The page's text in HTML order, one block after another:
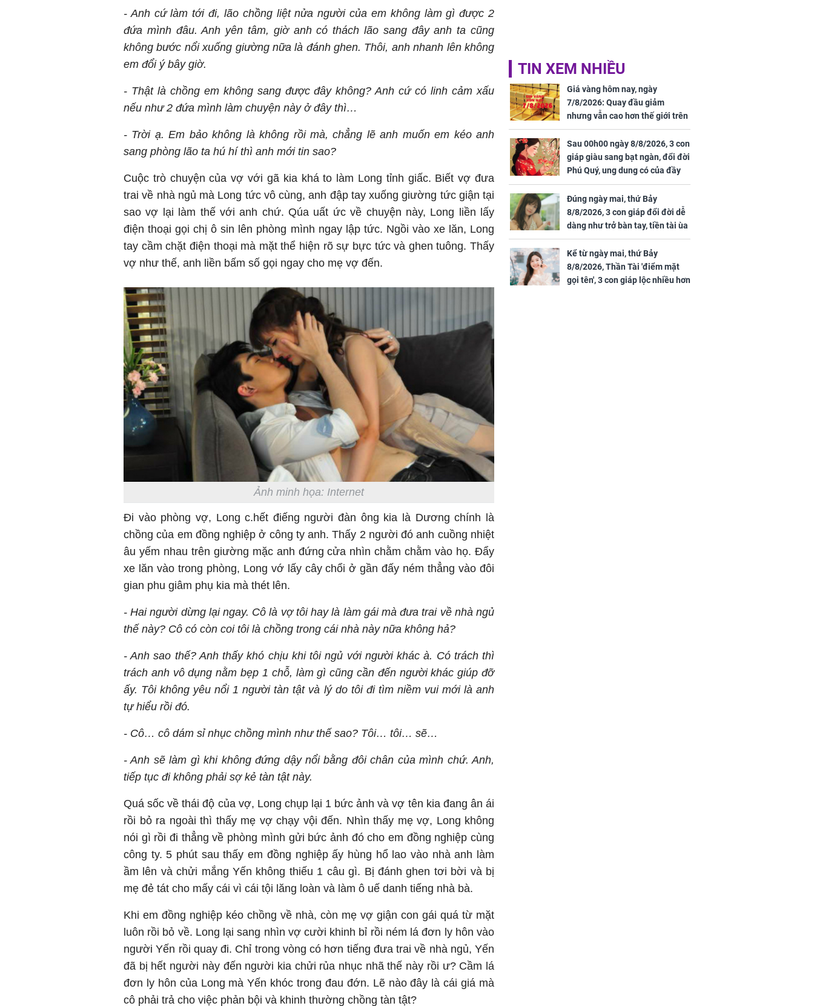
- Anh cứ làm tới đi, lão chồng liệt nửa người của em không làm gì được 2
đứa mình đâu. Anh yên tâm, giờ anh có thách lão sang đây anh ta cũng
không bước nổi xuống giường nữa là đánh ghen. Thôi, anh nhanh lên không
em đổi ý bây giờ.
- Thật là chồng em không sang được đây không? Anh cứ có linh cảm xấu
nếu như 2 đứa mình làm chuyện này ở đây thì…
- Trời ạ. Em bảo không là không rồi mà, chẳng lẽ anh muốn em kéo anh
sang phòng lão ta hú hí thì anh mới tin sao?
Cuộc trò chuyện của vợ với gã kia khá to làm Long tỉnh giấc. Biết vợ đưa
trai về nhà ngủ mà Long tức vô cùng, anh đập tay xuống giường tức giận tại
sao vợ lại làm thế với anh chứ. Qúa uất ức về chuyện này, Long liền lấy
điện thoại gọi chị ô sin lên phòng mình ngay lập tức. Ngồi vào xe lăn, Long
tay cầm chặt điện thoại mà mặt thể hiện rõ sự bực tức và ghen tuông. Thấy
vợ như thế, anh liền bấm số gọi ngay cho mẹ vợ đến.
Ảnh minh họa: Internet
Đi vào phòng vợ, Long c.hết điếng người đàn ông kia là Dương chính là
chồng của em đồng nghiệp ở công ty anh. Thấy 2 người đó anh cuồng nhiệt
âu yếm nhau trên giường mặc anh đứng cửa nhìn chằm chằm vào họ. Đẩy
xe lăn vào trong phòng, Long vớ lấy cây chổi ở gần đấy ném thẳng vào đôi
gian phu giâm phụ kia mà thét lên.
- Hai người dừng lại ngay. Cô là vợ tôi hay là làm gái mà đưa trai về nhà ngủ
thế này? Cô có còn coi tôi là chồng trong cái nhà này nữa không hả?
- Anh sao thế? Anh thấy khó chịu khi tôi ngủ với người khác à. Có trách thì
trách anh vô dụng nằm bẹp 1 chỗ, làm gì cũng cần đến người khác giúp đỡ
ấy. Tôi không yêu nổi 1 người tàn tật và lý do tôi đi tìm niềm vui mới là anh
tự hiểu rồi đó.
- Cô… cô dám sỉ nhục chồng mình như thế sao? Tôi… tôi… sẽ…
- Anh sẽ làm gì khi không đứng dậy nổi bằng đôi chân của mình chứ. Anh,
tiếp tục đi không phải sợ kẻ tàn tật này.
Quá sốc về thái độ của vợ, Long chụp lại 1 bức ảnh và vợ tên kia đang ân ái
rồi bỏ ra ngoài thì thấy mẹ vợ chạy vội đến. Nhìn thấy mẹ vợ, Long không
nói gì rồi đi thẳng về phòng mình gửi bức ảnh đó cho em đồng nghiệp cùng
công ty. 5 phút sau thấy em đồng nghiệp ấy hùng hổ lao vào nhà anh làm
ầm lên và chửi mắng Yến không thiếu 1 câu gì. Bị đánh ghen tơi bời và bị
mẹ đẻ tát cho mấy cái vì cái tội lăng loàn và làm ô uế danh tiếng nhà bà.
Khi em đồng nghiệp kéo chồng về nhà, còn mẹ vợ giận con gái quá từ mặt
luôn rồi bỏ về. Long lại sang nhìn vợ cười khinh bỉ rồi ném lá đơn ly hôn vào
người Yến rồi quay đi. Chỉ trong vòng có hơn tiếng đưa trai về nhà ngủ, Yến
đã bị hết người này đến người kia chửi rủa nhục nhã thế này rồi ư? Cầm lá
đơn ly hôn của Long mà Yến khóc trong đau đớn. Lẽ nào đây là cái giá mà
cô phải trả cho việc phản bội và khinh thường chồng tàn tật?
TIN XEM NHIỀU
Giá vàng hôm nay, ngày
7/8/2026: Quay đầu giảm
nhưng vẫn cao hơn thế giới trên
7 triệu đồng
Sau 00h00 ngày 8/8/2026, 3 con
giáp giàu sang bạt ngàn, đổi đời
Phú Quý, ung dung có của đầy
nhà, ngày càng hưng thịnh sung
túc
Đúng ngày mai, thứ Bảy
8/8/2026, 3 con giáp đổi đời dễ
dàng như trở bàn tay, tiền tài ùa
tới, ngồi không lộc cũng đến,
phú quý theo tới già
Kể từ ngày mai, thứ Bảy
8/8/2026, Thần Tài 'điểm mặt
gọi tên', 3 con giáp lộc nhiều hơn